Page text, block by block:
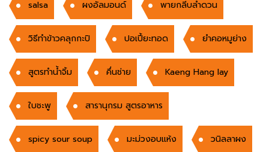
salsa ผงอัลมอนด์ พายกลีบลำดวน
วิธีทำข้าวคลุกกะปิ ปอเปี้ยะทอด ยำคอหมูย่าง
สูตรทำน้ำจิ้ม คึ่นช่าย Kaeng Hang lay
ใบชะพู สารานุกรม สูตรอาหาร
spicy sour soup มะม่วงอบแห้ง วนิลลาผง